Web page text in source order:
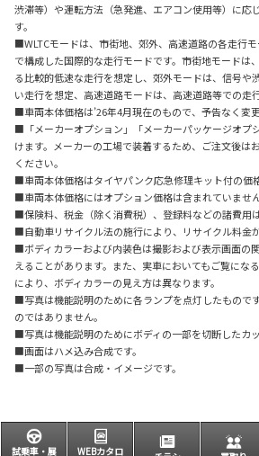
渋滞等）や運転方法（急発進、エアコン使用等）に応
す。
■WLTCモードは、市街地、郊外、高速道路の各走行
で構成した国際的な走行モードです。市街地モードは
る比較的低速な走行を想定し、郊外モードは、信号や
い走行を想定、高速道路モードは、高速道路等での走
■車両本体価格は’26年4月現在のもので、予告なく変
■「メーカーオプション」「メーカーパッケージオプ
けます。メーカーの工場で装着するため、ご注文後は
ください。
■車両本体価格はタイヤパンク応急修理キット付の価格
■車両本体価格にはオプション価格は含まれていません
■保険料、税金（除く消費税）、登録料などの諸費用
■自動車リサイクル法の施行により、リサイクル料金
■ボディカラーおよび内装色は撮影および表示画面の
えることがあります。また、実車においてもご覧にな
により、ボディカラーの見え方は異なります。
■写真は機能説明のために各ランプを点灯したもので
のではありません。
■写真は機能説明のためにボディの一部を切断したカッ
■画面はハメ込み合成です。
■一部の写真は合成・イメージです。
試乗車・展
WEBカタロ